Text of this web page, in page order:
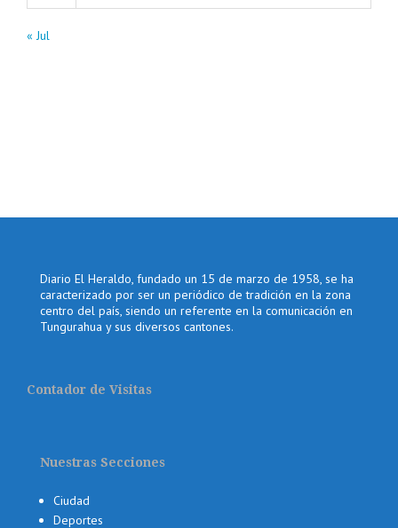
« Jul
Diario El Heraldo, fundado un 15 de marzo de 1958, se ha
caracterizado por ser un periódico de tradición en la zona
centro del país, siendo un referente en la comunicación en
Tungurahua y sus diversos cantones.
Contador de Visitas
Nuestras Secciones
Ciudad
Deportes